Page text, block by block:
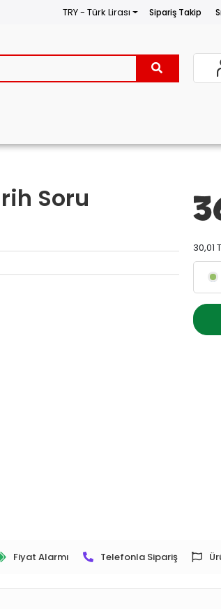
TRY - Türk Lirası Sipariş Takip
Soru
30,01
Fiyat Alarmı Telefonla Sipariş